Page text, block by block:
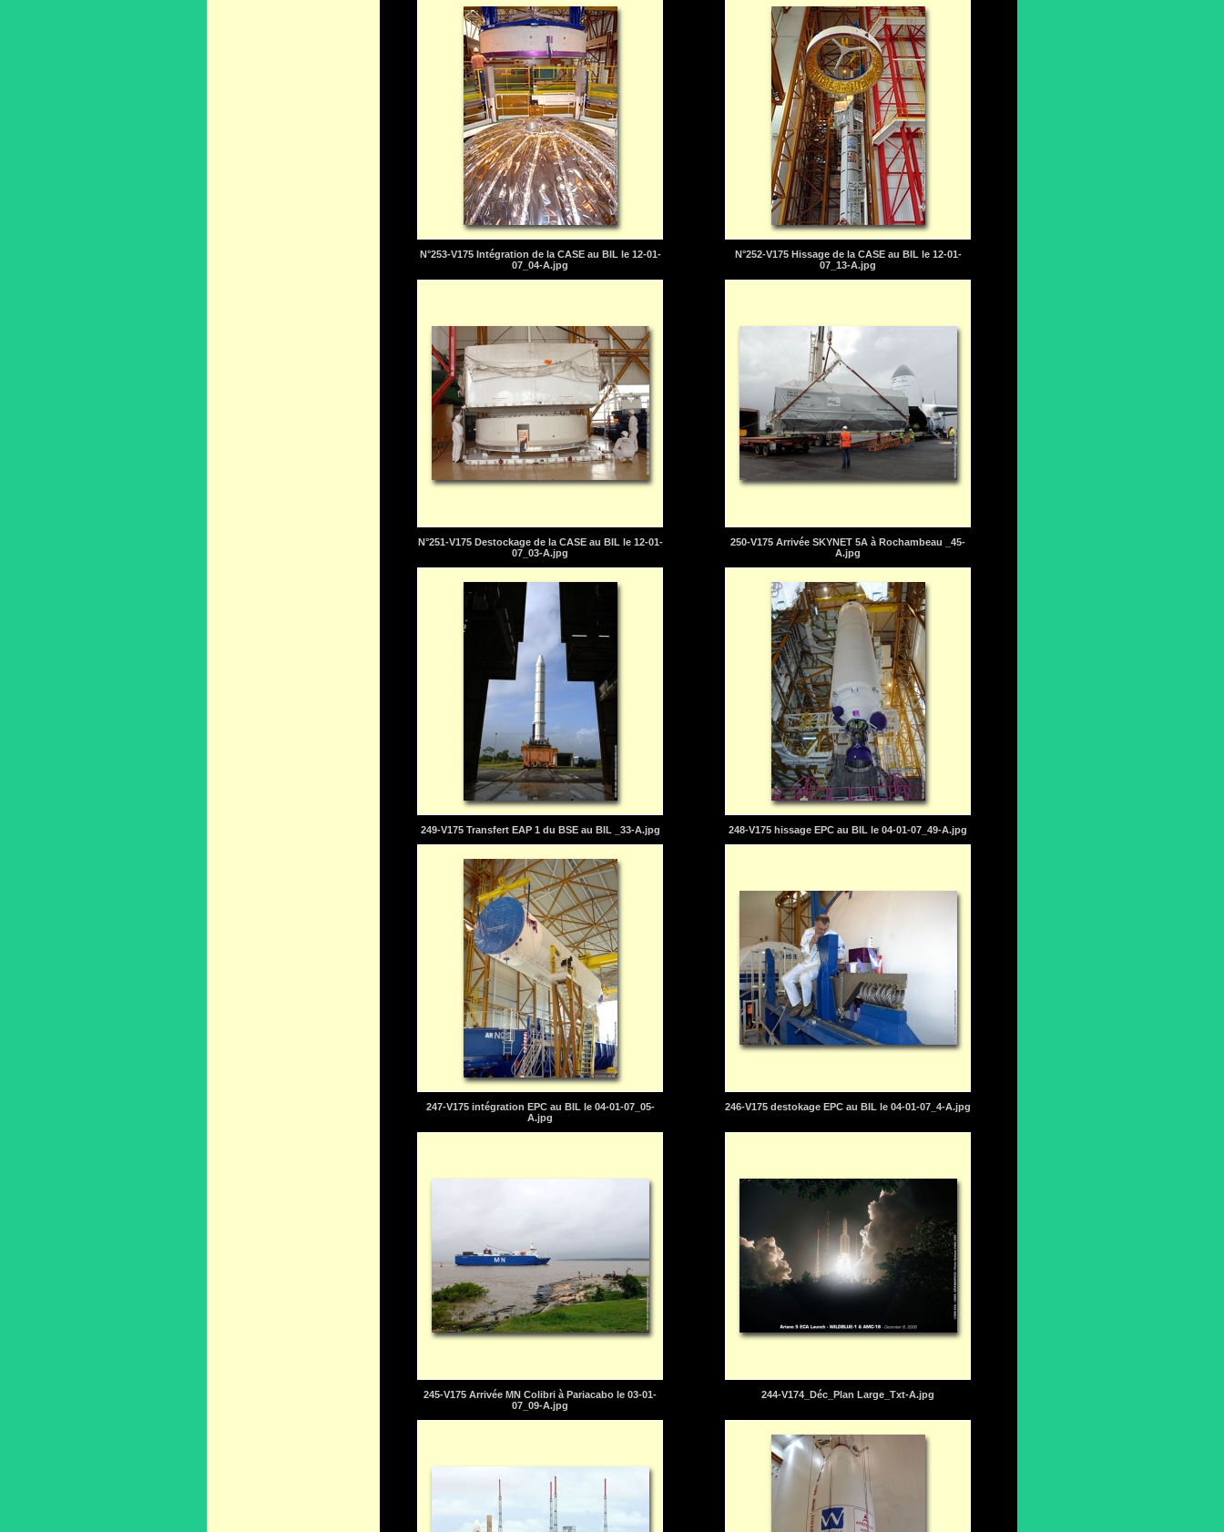
N°253-V175 Intégration de la CASE au BIL le 12-01-
07_04-A.jpg
N°252-V175 Hissage de la CASE au BIL le 12-01-
07_13-A.jpg
N°251-V175 Destockage de la CASE au BIL le 12-01-
07_03-A.jpg
250-V175 Arrivée SKYNET 5A à Rochambeau _45-
A.jpg
249-V175 Transfert EAP 1 du BSE au BIL _33-A.jpg 248-V175 hissage EPC au BIL le 04-01-07_49-A.jpg
247-V175 intégration EPC au BIL le 04-01-07_05-
A.jpg
246-V175 destokage EPC au BIL le 04-01-07_4-A.jpg
245-V175 Arrivée MN Colibri à Pariacabo le 03-01-
07_09-A.jpg
244-V174_Déc_Plan Large_Txt-A.jpg